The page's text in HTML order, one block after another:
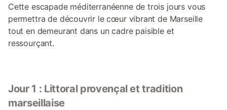
Cette escapade méditerranéenne de trois jours vous
permettra de découvrir le cœur vibrant de Marseille
tout en demeurant dans un cadre paisible et
ressourçant.
Jour 1 : Littoral provençal et tradition
marseillaise